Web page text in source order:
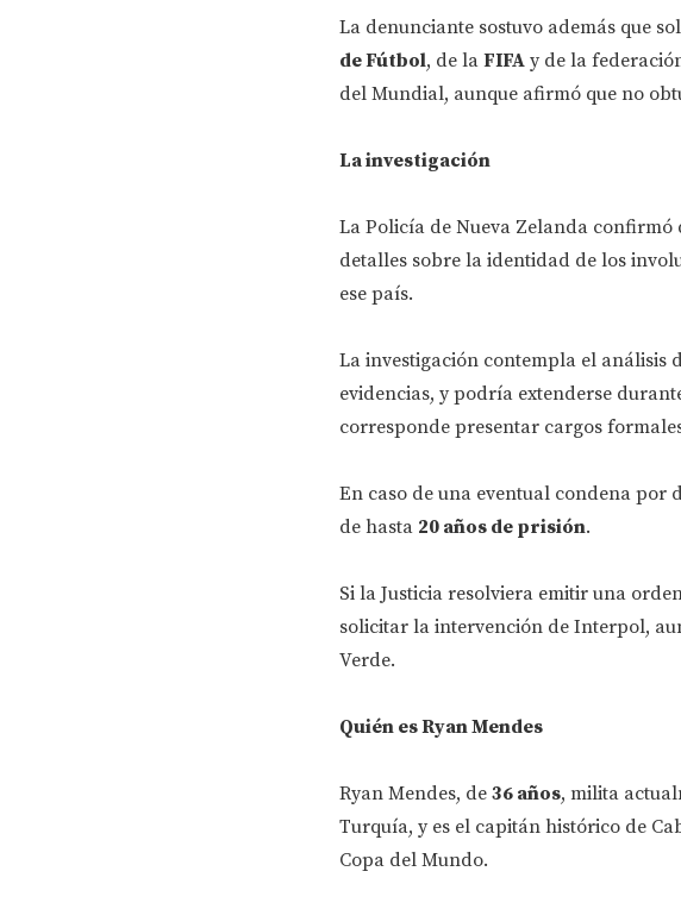
La denunciante sostuvo además que
de Fútbol, de la FIFAy de la
del Mundial, aunque afirmó que no
La investigación
La Policía de Nueva Zelanda
detalles sobre la identidad de los
ese país.
La investigación contempla el análisis
evidencias, y podría extenderse
corresponde presentar cargos
En caso de una eventual condena por
de hasta 20 años de prisión.
Si la Justicia resolviera emitir una
solicitar la intervención de Interpol,
Verde.
Quién es Ryan Mendes
Ryan Mendes, de 36 años, milita
Turquía, y es el capitán histórico de
Copa del Mundo.